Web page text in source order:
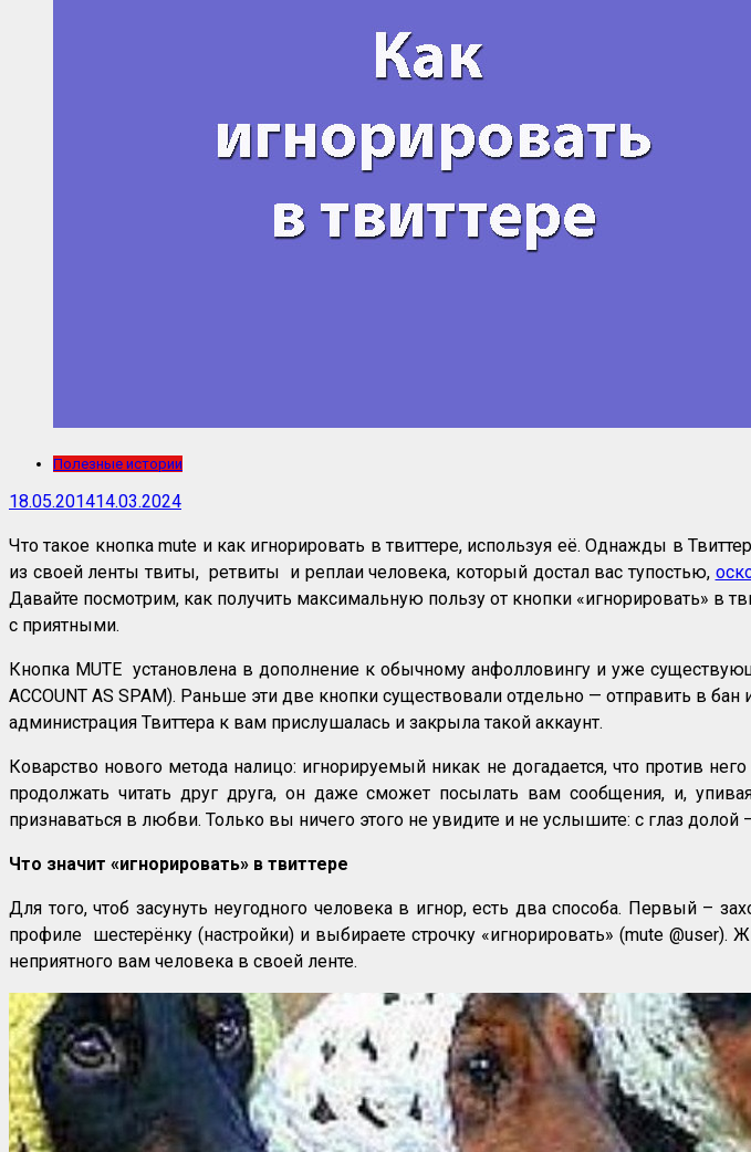
Полезные истории
18.05.201414.03.2024
Что такое кнопка mute и как игнорировать в твиттере, используя её. Однажды в
из своей ленты твиты, ретвиты и реплаи человека, который достал вас тупостью,
Давайте посмотрим, как получить максимальную пользу от кнопки «игнорировать» в
с приятными.
Кнопка MUTE установлена в дополнение к обычному анфолловингу и уже
ACCOUNT AS SPAM). Раньше эти две кнопки существовали отдельно — отправить в
администрация Твиттера к вам прислушалась и закрыла такой аккаунт.
Коварство нового метода налицо: игнорируемый никак не догадается, что против
продолжать читать друг друга, он даже сможет посылать вам сообщения, и,
признаваться в любви. Только вы ничего этого не увидите и не услышите: с глаз долой
Что значит «игнорировать» в твиттере
Для того, чтоб засунуть неугодного человека в игнор, есть два способа. Первый –
профиле шестерёнку (настройки) и выбираете строчку «игнорировать» (mute
неприятного вам человека в своей ленте.